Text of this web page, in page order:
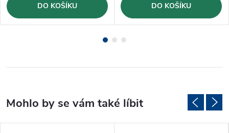
DO KOŠÍKU DO KOŠÍKU